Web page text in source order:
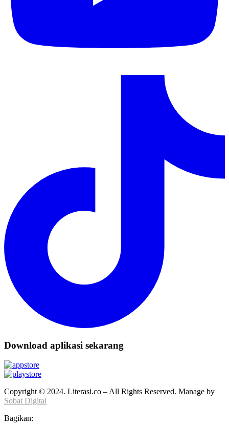
Download aplikasi sekarang
Copyright © 2024. Literasi.co – All Rights Reserved. Manage by
Sobat Digital
Bagikan: